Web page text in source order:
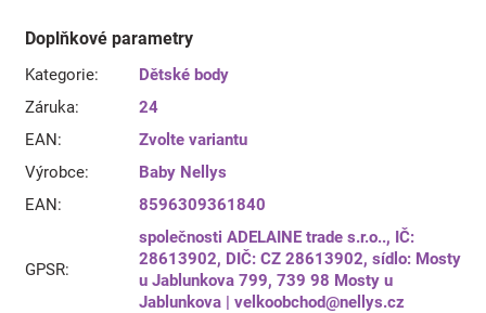
Doplňkové parametry
Kategorie:
Dětské body
Záruka:
24
EAN:
Zvolte variantu
Výrobce:
Baby Nellys
EAN: 8596309361840
GPSR:
společnosti ADELAINE trade s.r.o.., IČ:
28613902, DIČ: CZ 28613902, sídlo: Mosty
u Jablunkova 799, 739 98 Mosty u
Jablunkova | velkoobchod@nellys.cz